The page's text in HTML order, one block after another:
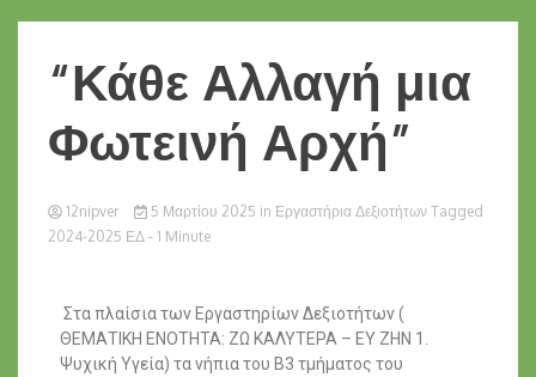
“Κάθε Αλλαγή μια
Φωτεινή Αρχή”
12nipver 5 Μαρτίου 2025 in Εργαστήρια Δεξιοτήτων Tagged
2024-2025 ΕΔ - 1 Minute
Στα πλαίσια των Εργαστηρίων Δεξιοτήτων (
ΘΕΜΑΤΙΚΗ ΕΝΟΤΗΤΑ: ΖΩ ΚΑΛΥΤΕΡΑ – ΕΥ ΖΗΝ 1.
Ψυχική Υγεία) τα νήπια του Β3 τμήματος του